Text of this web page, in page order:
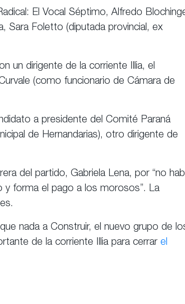
El Vocal Séptimo, Alfredo
Sara Foletto (diputada provincial, ex
un dirigente de la corriente Illia, el
(como funcionario de Cámara de
a presidente del Comité Paraná
de Hernandarias), otro dirigente de
del partido, Gabriela Lena, por “no
y forma el pago a los morosos”. La
nada a Construir, el nuevo grupo de
de la corriente Illia para cerrar el